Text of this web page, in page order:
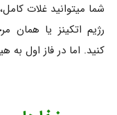
شما میتوانید غلات
رژیم اتکینز یا همان
کنید. اما در فاز اول به